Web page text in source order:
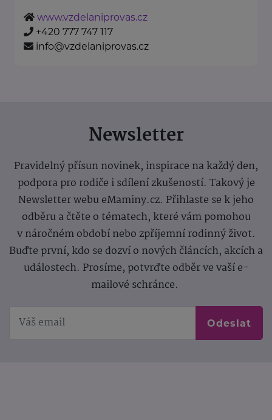
www.vzdelaniprovas.cz
+420 777 747 117
info@vzdelaniprovas.cz
Newsletter
Pravidelný přísun novinek, inspirace na každý den,
podpora pro rodiče i sdílení zkušeností. Takový je
Newsletter webu eMaminy.cz. Přihlaste se k jeho
odběru a čtěte o tématech, které vám pomohou
v náročném období nebo zpříjemní rodinný život.
Buďte první, kdo se dozví o nových článcích, akcích a
událostech. Prosíme, potvrďte odběr ve vaší e-
mailové schránce.
Odeslat